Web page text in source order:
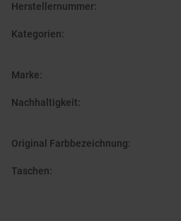
Herstellernummer:
Kategorien:
Marke:
Nachhaltigkeit:
Original Farbbezeichnung:
Taschen: